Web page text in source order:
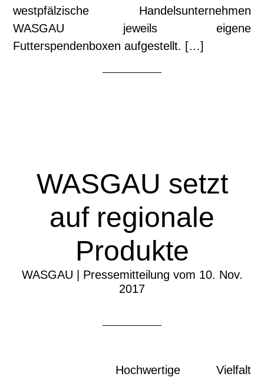
westpfälzische Handelsunternehmen
WASGAU jeweils eigene
Futterspendenboxen aufgestellt. […]
WASGAU setzt
auf regionale
Produkte
WASGAU | Pressemitteilung vom 10. Nov.
2017
Hochwertige Vielfalt